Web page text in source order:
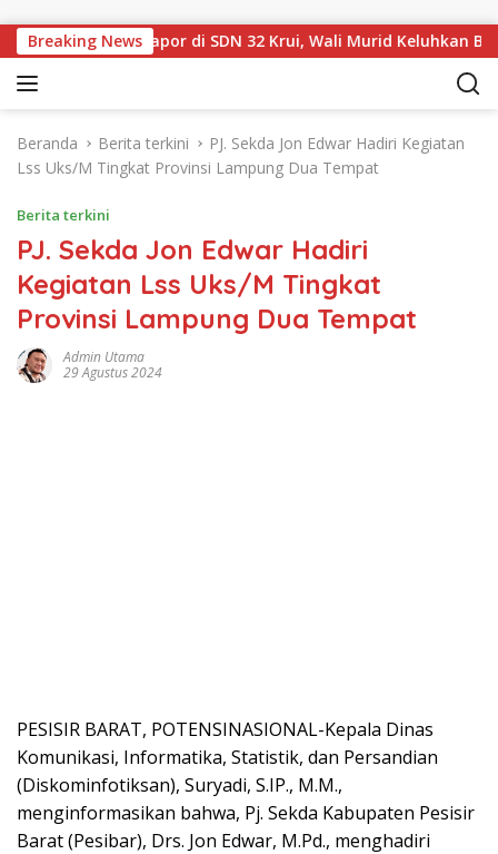
Breaking News
Sampul Rapor di SDN 32 Krui, Wali Murid Keluhkan Biaya
Beranda Berita terkini
PJ. Sekda Jon Edwar Hadiri Kegiatan
Lss Uks/M Tingkat Provinsi Lampung Dua Tempat
Berita terkini
PJ. Sekda Jon Edwar Hadiri
Kegiatan Lss Uks/M Tingkat
Provinsi Lampung Dua Tempat
Admin Utama
29 Agustus 2024
PESISIR BARAT, POTENSINASIONAL-Kepala Dinas
Komunikasi, Informatika, Statistik, dan Persandian
(Diskominfotiksan), Suryadi, S.IP., M.M.,
menginformasikan bahwa, Pj. Sekda Kabupaten Pesisir
Barat (Pesibar), Drs. Jon Edwar, M.Pd., menghadiri